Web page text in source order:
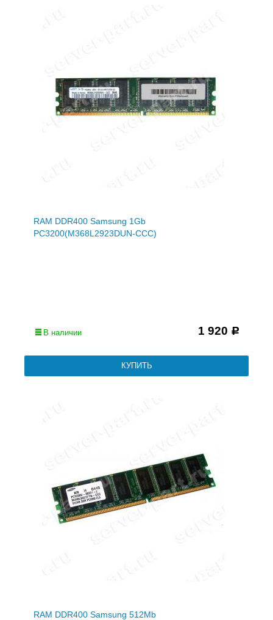
RAM DDR400 Samsung 1Gb
PC3200(M368L2923DUN-CCC)
В наличии 1 920 Р
RAM DDR400 Samsung 512Mb